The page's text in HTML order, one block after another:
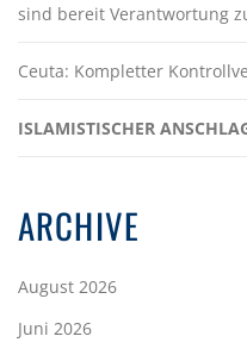
sind bereit Verantwortung
Ceuta: Kompletter
ISLAMISTISCHER
ARCHIVE
August 2026
Juni 2026